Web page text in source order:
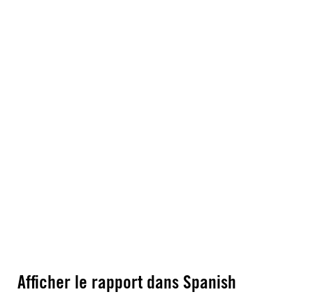
Afficher le rapport dans Spanish